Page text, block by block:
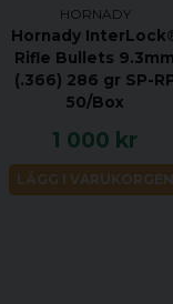
HORNADY
Hornady
Rifle Bullets 9.3mm
(.366) 286 gr SP-
50/Box
1 000 kr
LÄGG I VARUKORGEN